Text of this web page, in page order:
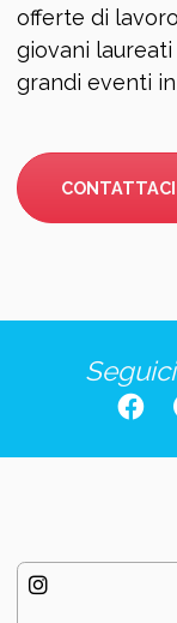
offerte di
giovani
grandi eventi
CONTATTACI